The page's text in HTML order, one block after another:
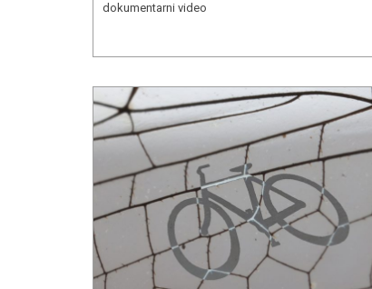
dokumentarni video